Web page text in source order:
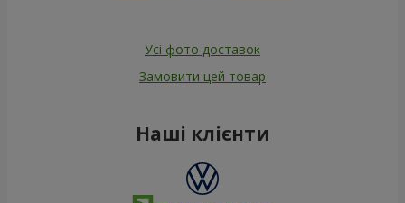
Усі фото доставок
Замовити цей товар
Наші клієнти